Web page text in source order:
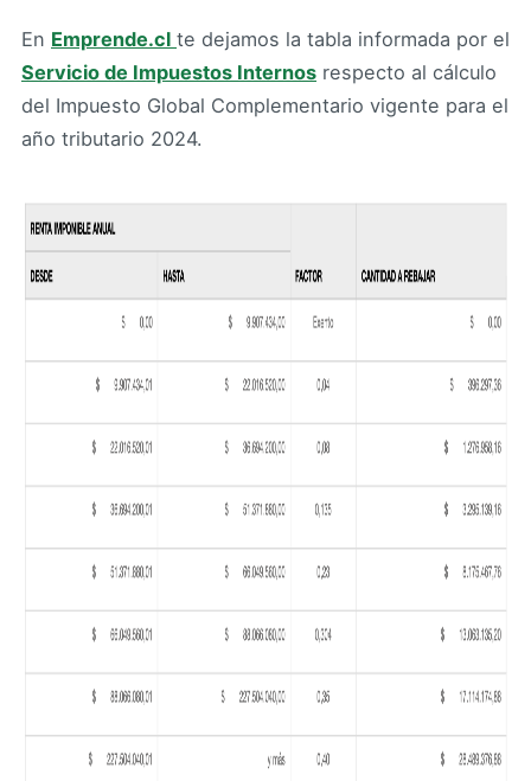
En Emprende.cl te dejamos la tabla informada por el
Servicio de Impuestos Internos respecto al cálculo
del Impuesto Global Complementario vigente para el
año tributario 2024.